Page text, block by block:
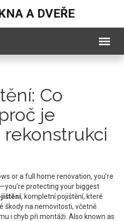
A DVEŘE
Co
je
or a full home renovation, you’re
protecting your biggest
, kompletní pojištění, které
škody na nemovitosti, včetně
i chyb při montáži . Also known as